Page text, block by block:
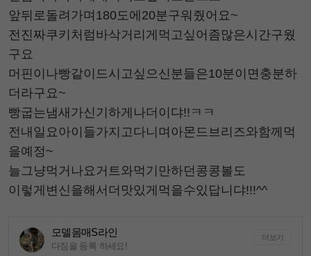
앞뒤로돌려가며180도에20분구워줬어요~
전진짜쿠키처럼바삭거리게먹고싶어좀많은시간구웠
구요
머핀이나빵같이드시고싶으신분들은10분이면충분하
더라구요~
빵굽는냄새가신기하게나더이댜!!ㅋㅋ
전내일요아이들가지고다니며아몬드브리즈와함께먹
을예정~
늘그냥먹거나요거트와먹기만하던콩콩볼도
이렇게변신을해서더맛있게먹을수있답니댜!!!^^
모델몸매S라인
다짐을 등록 하세요!
더보기